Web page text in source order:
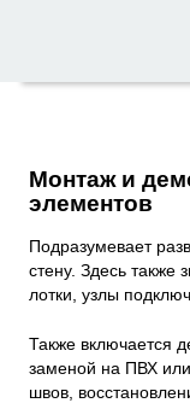
Монтаж и
элементов
Подразумевает
стену. Здесь также
лотки, узлы
Также включается
заменой на ПВХ
швов,